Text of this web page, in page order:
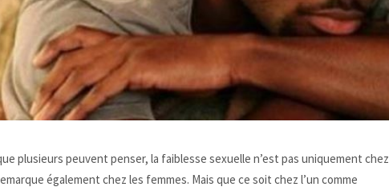
plusieurs peuvent penser, la faiblesse sexuelle n’est pas uniquement chez
également chez les femmes. Mais que ce soit chez l’un comme